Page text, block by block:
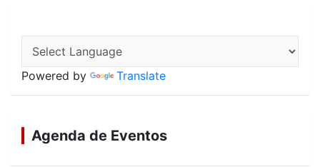
Powered by Translate
Agenda de Eventos